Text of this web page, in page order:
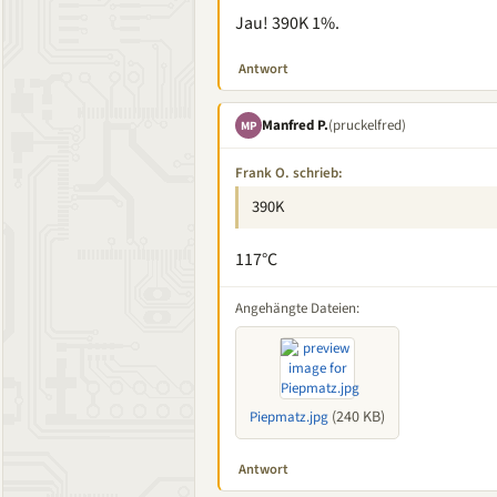
Jau! 390K 1%.
Antwort
MP Manfred P.(pruckelfred)
Frank O. schrieb:
390K
117°C
Angehängte Dateien:
Piepmatz.jpg (240 KB)
Antwort